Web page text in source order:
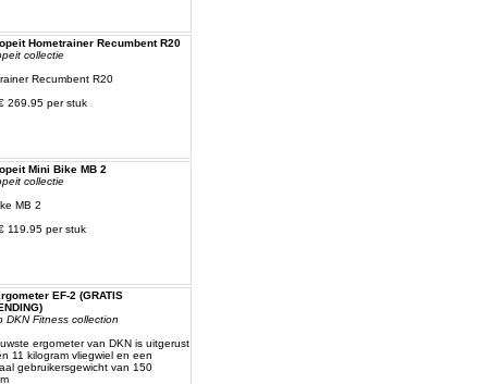
Hometrainer Recumbent R20
collectie
Recumbent R20
269.95 per stuk
Mini Bike MB 2
collectie
MB 2
119.95 per stuk
EF-2 (GRATIS
DKN Fitness collection
ergometer van DKN is uitgerust
11 kilogram vliegwiel en een
gebruikersgewicht van 150